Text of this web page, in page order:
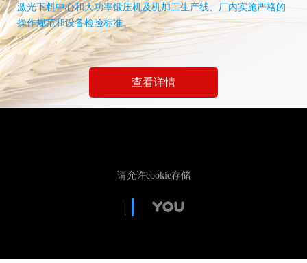
激光下料中心和大功率锻压机及机加工生产线、厂内实施严格的
操作规范和设备检验标准。
查看详情